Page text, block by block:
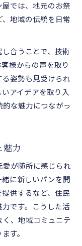
では、地元のお祭
地域の伝統を日常
合うことで、技術
様からの声を取り
姿勢も見受けられ
アイデアを取り入
な魅力につながっ
魅力
が随所に感じられ
に新しいパンを開
供するなど、住民
です。こうした活
、地域コミュニテ
す。